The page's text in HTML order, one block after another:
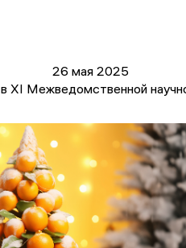
26 мая 2025
Межведомственной